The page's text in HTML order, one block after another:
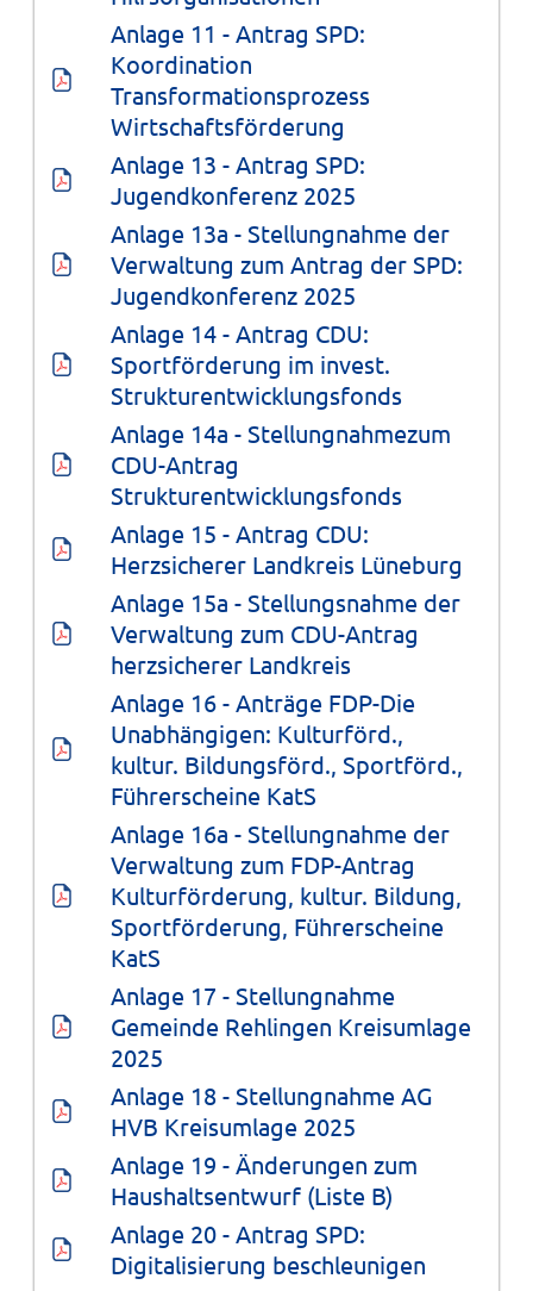
Anlage 11 - Antrag SPD:
Koordination
Transformationsprozess
Wirtschaftsförderung
Anlage 13 - Antrag SPD:
Jugendkonferenz 2025
Anlage 13a - Stellungnahme der
Verwaltung zum Antrag der SPD:
Jugendkonferenz 2025
Anlage 14 - Antrag CDU:
Sportförderung im invest.
Strukturentwicklungsfonds
Anlage 14a - Stellungnahmezum
CDU-Antrag
Strukturentwicklungsfonds
Anlage 15 - Antrag CDU:
Herzsicherer Landkreis Lüneburg
Anlage 15a - Stellungsnahme der
Verwaltung zum CDU-Antrag
herzsicherer Landkreis
Anlage 16 - Anträge FDP-Die
Unabhängigen: Kulturförd.,
kultur. Bildungsförd., Sportförd.,
Führerscheine KatS
Anlage 16a - Stellungnahme der
Verwaltung zum FDP-Antrag
Kulturförderung, kultur. Bildung,
Sportförderung, Führerscheine
KatS
Anlage 17 - Stellungnahme
Gemeinde Rehlingen Kreisumlage
2025
Anlage 18 - Stellungnahme AG
HVB Kreisumlage 2025
Anlage 19 - Änderungen zum
Haushaltsentwurf (Liste B)
Anlage 20 - Antrag SPD:
Digitalisierung beschleunigen